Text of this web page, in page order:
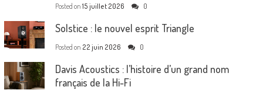
Posted on 15 juillet 2026 0
Solstice : le nouvel esprit Triangle
Posted on 22 juin 2026 0
Davis Acoustics : l’histoire d’un grand nom
français de la Hi-Fi